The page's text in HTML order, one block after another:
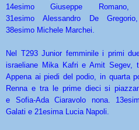
14esimo Giuseppe
31esimo Alessandro De
38esimo Michele Marchei.
Nel T293 Junior femminile i primi
israeliane Mika Kafri e Amit Segev,
Appena ai piedi del podio, in quarta
Renna e tra le prime dieci si
e Sofia-Ada Ciaravolo nona.
Galati e 21esima Lucia Napoli.